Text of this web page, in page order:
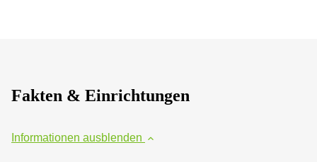
Fakten & Einrichtungen
Informationen ausblenden